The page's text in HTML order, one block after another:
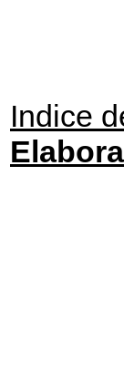
Indice